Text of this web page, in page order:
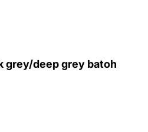
grey/deep grey batoh